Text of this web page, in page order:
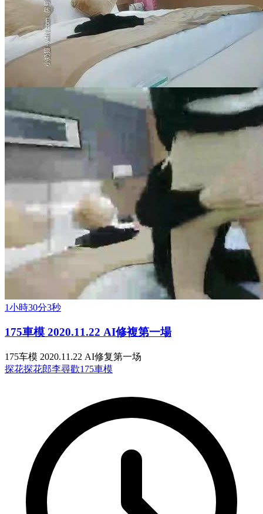
1小時30分3秒
175車模 2020.11.22 AI修複第一場
175车模 2020.11.22 AI修复第一场
探花探花郎李尋歡175車模